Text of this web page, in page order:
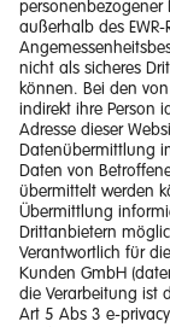
Ein
Energie
Tarife und
Quick Links